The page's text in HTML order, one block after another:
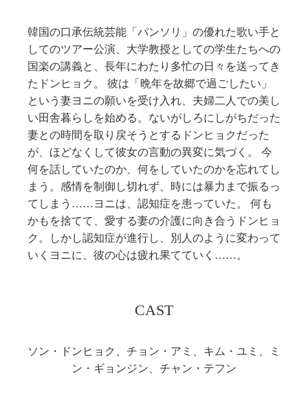
韓国の口承伝統芸能「パンソリ」の優れた歌い手と
してのツアー公演、大学教授としての学生たちへの
国楽の講義と、長年にわたり多忙の日々を送ってき
たドンヒョク。 彼は「晩年を故郷で過ごしたい」
という妻ヨニの願いを受け入れ、夫婦二人での美し
い田舎暮らしを始める。ないがしろにしがちだった
妻との時間を取り戻そうとするドンヒョクだった
が、ほどなくして彼女の言動の異変に気づく。 今
何を話していたのか、何をしていたのかを忘れてし
まう。感情を制御し切れず、時には暴力まで振るっ
てしまう……ヨニは、認知症を患っていた。 何も
かもを捨てて、愛する妻の介護に向き合うドンヒョ
ク。しかし認知症が進行し、別人のように変わって
いくヨニに、彼の心は疲れ果てていく……。
CAST
ソン・ドンヒョク、チョン・アミ、キム・ユミ、ミ
ン・ギョンジン、チャン・テフン